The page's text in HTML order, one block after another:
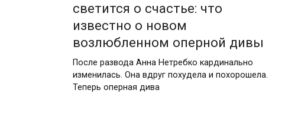
светится о счастье: что
известно о новом
возлюбленном оперной дивы
После развода Анна Нетребко кардинально
изменилась. Она вдруг похудела и похорошела.
Теперь оперная дива